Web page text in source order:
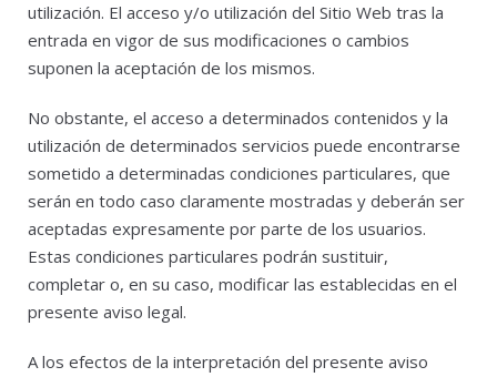
utilización. El acceso y/o utilización del Sitio Web tras la
entrada en vigor de sus modificaciones o cambios
suponen la aceptación de los mismos.
No obstante, el acceso a determinados contenidos y la
utilización de determinados servicios puede encontrarse
sometido a determinadas condiciones particulares, que
serán en todo caso claramente mostradas y deberán ser
aceptadas expresamente por parte de los usuarios.
Estas condiciones particulares podrán sustituir,
completar o, en su caso, modificar las establecidas en el
presente aviso legal.
A los efectos de la interpretación del presente aviso